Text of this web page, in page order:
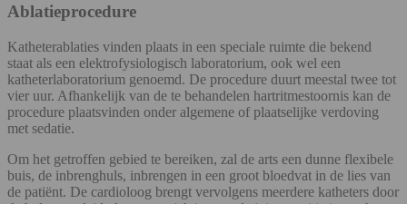
Ablatieprocedure
Katheterablaties vinden plaats in een speciale ruimte die bekend
staat als een elektrofysiologisch laboratorium, ook wel een
katheterlaboratorium genoemd. De procedure duurt meestal twee tot
vier uur. Afhankelijk van de te behandelen hartritmestoornis kan de
procedure plaatsvinden onder algemene of plaatselijke verdoving
met sedatie.
Om het getroffen gebied te bereiken, zal de arts een dunne flexibele
buis, de inbrenghuls, inbrengen in een groot bloedvat in de lies van
de patiënt. De cardioloog brengt vervolgens meerdere katheters door